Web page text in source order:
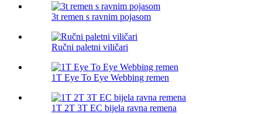
3t remen s ravnim pojasom
Ručni paletni viličari
1T Eye To Eye Webbing remen
1T 2T 3T EC bijela ravna remena